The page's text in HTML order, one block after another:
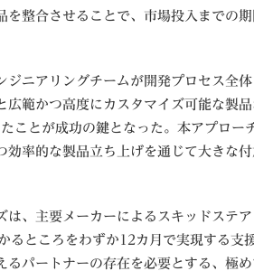
整合させることで、市場投入までの
ジニアリングチームが開発プロセス全
広範かつ高度にカスタマイズ可能な製
ことが成功の鍵となった。本アプロー
率的な製品立ち上げを通じて大きな
は、主要メーカーによるスキッドステ
るところをわずか12カ月で実現する支
るパートナーの存在を必要とする、極